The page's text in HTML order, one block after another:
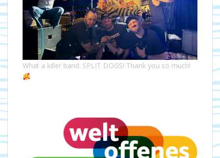
What a killer band: SPLIT DOGS! Thank you so much!